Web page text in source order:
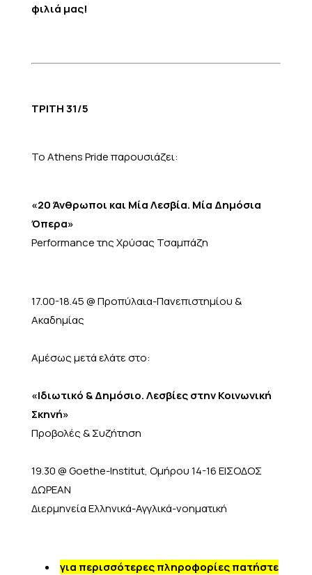
φιλιά μας!
ΤΡΙΤΗ 31/5
Το Athens Pride παρουσιάζει:
«20 Άνθρωποι και Μία Λεσβία. Μία Δημόσια
Όπερα»
Performance της Χρύσας Τσαμπάζη
17.00-18.45 @ Προπύλαια-Πανεπιστημίου &
Ακαδημίας
Αμέσως μετά ελάτε στο:
«Ιδιωτικό & Δημόσιο. Λεσβίες στην Κοινωνική
Σκηνή»
Προβολές & Συζήτηση
19.30 @ Goethe-Institut, Ομήρου 14-16 ΕΙΣΟΔΟΣ
ΔΩΡΕΑΝ
Διερμηνεία Ελληνικά-Αγγλικά-νοηματική
για περισσότερες πληροφορίες πατήστε